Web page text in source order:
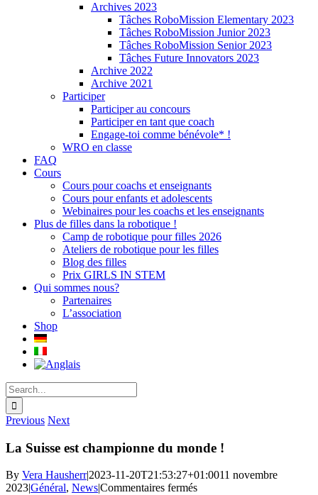
Archives 2023
Tâches RoboMission Elementary 2023
Tâches RoboMission Junior 2023
Tâches RoboMission Senior 2023
Tâches Future Innovators 2023
Archive 2022
Archive 2021
Participer
Participer au concours
Participer en tant que coach
Engage-toi comme bénévole* !
WRO en classe
FAQ
Cours
Cours pour coachs et enseignants
Cours pour enfants et adolescents
Webinaires pour les coachs et les enseignants
Plus de filles dans la robotique !
Camp de robotique pour filles 2026
Ateliers de robotique pour les filles
Blog des filles
Prix GIRLS IN STEM
Qui sommes nous?
Partenaires
L’association
Shop
Search
for:
Previous Next
La Suisse est championne du monde !
By Vera Hausherr|2023-11-20T21:53:27+01:0011 novembre
2023|Général, News|Commentaires ferméssur